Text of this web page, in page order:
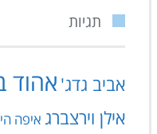
תגיות
אביב גדג' אהוד
אילן וירצברג איפה